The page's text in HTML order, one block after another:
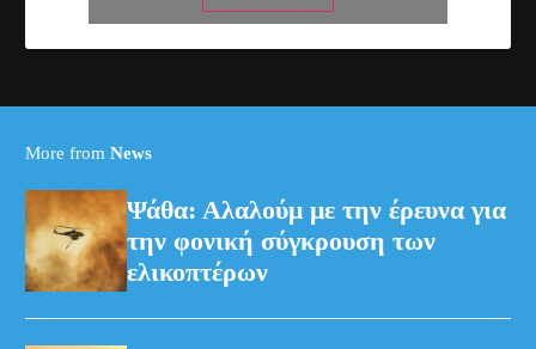
More from News
Ψάθα: Αλαλούμ με την έρευνα για
την φονική σύγκρουση των
ελικοπτέρων